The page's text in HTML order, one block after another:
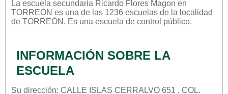
La escuela secundaria Ricardo Flores Magon en
TORREÓN es una de las 1236 escuelas de la localidad
de TORREÓN . Es una escuela de control público.
INFORMACIÓN SOBRE LA
ESCUELA
Su dirección: CALLE ISLAS CERRALVO 651 , COL.